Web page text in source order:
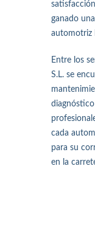
ganado
automotriz
Entre los
S.L. se
cada
para su
en la